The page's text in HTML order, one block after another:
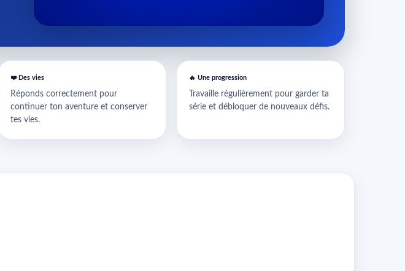
❤️ Des vies
Réponds correctement pour
continuer ton aventure et conserver
tes vies.
🔥 Une progression
Travaille régulièrement pour garder ta
série et débloquer de nouveaux défis.